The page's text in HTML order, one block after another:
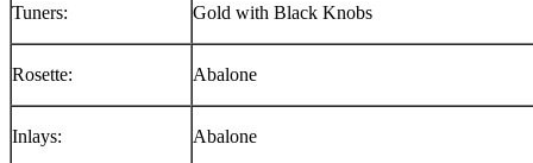
Tuners: Gold with Black Knobs
Rosette: Abalone
Inlays: Abalone